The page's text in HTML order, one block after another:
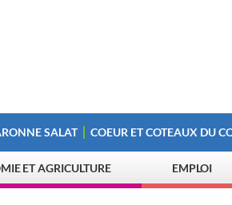
SALAT COEUR ET COTEAUX DU
ET AGRICULTURE EMPLOI